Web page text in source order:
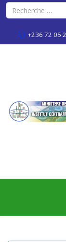
+236 72 05